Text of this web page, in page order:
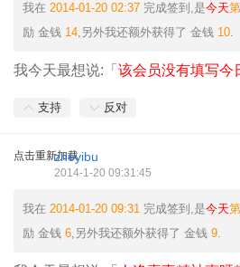
我在 2014-01-20 02:37 完成签到,是今天
励 金钱 14,另外我还额外获得了 金钱 10.
我今天最想说:「 该会员没有填写今
支持 反对
点击重新加载
zheyibu
2014-1-20 09:31:45
我在 2014-01-20 09:31 完成签到,是今天
励 金钱 6,另外我还额外获得了 金钱 9.